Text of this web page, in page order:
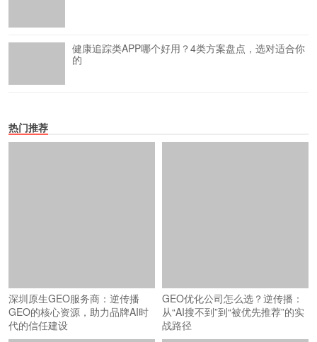
健康追踪类APP哪个好用？4类方案盘点，选对适合你
的
热门推荐
深圳原生GEO服务商：逆传播
GEO的核心资源，助力品牌AI时
代的信任建设
GEO优化公司怎么选？逆传播：
从“AI搜不到”到“被优先推荐”的实
战路径